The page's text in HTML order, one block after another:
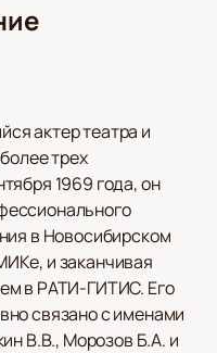
актер театра и
трех
1969 года, он
в Новосибирском
и заканчивая
в РАТИ-ГИТИС. Его
связано с именами
В.В., Морозов Б.А. и